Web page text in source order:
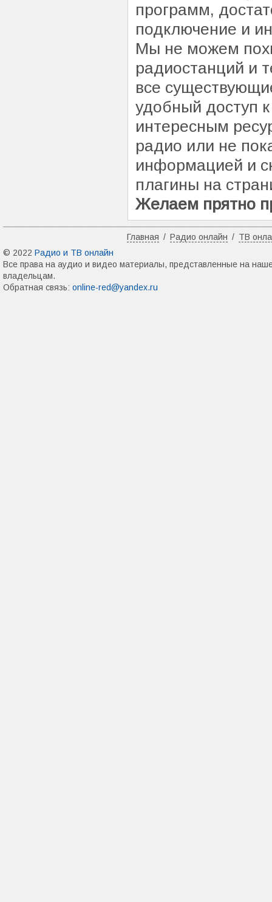
программ,
подключение и
Мы не можем
радиостанций и
все
удобный доступ
интересным
радио или не
информацией и
плагины на
Желаем прятно
Главная / Радио онлайн / ТВ
© 2022 Радио и ТВ онлайн
Все права на аудио и видео материалы, представленные на
владельцам.
Обратная связь: online-red@yandex.ru